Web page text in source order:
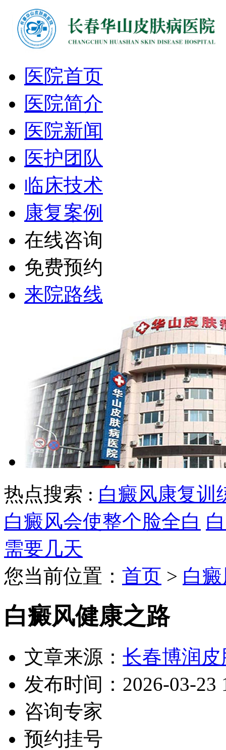
医院首页
医院简介
医院新闻
医护团队
临床技术
康复案例
在线咨询
免费预约
来院路线
热点搜索 : 白癜风康复训
白癜风会使整个脸全白
需要几天
您当前位置： 首页 > 白
白癜风健康之路
文章来源： 长春博润
发布时间：2026-03-23
咨询专家
预约挂号